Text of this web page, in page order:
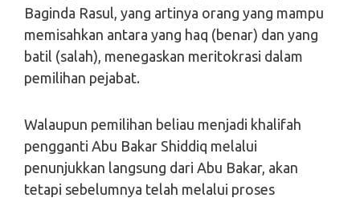
Baginda Rasul, yang artinya orang yang mampu
memisahkan antara yang haq (benar) dan yang
batil (salah), menegaskan meritokrasi dalam
pemilihan pejabat.
Walaupun pemilihan beliau menjadi khalifah
pengganti Abu Bakar Shiddiq melalui
penunjukkan langsung dari Abu Bakar, akan
tetapi sebelumnya telah melalui proses